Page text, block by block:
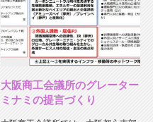
大阪商工会議所のグレーター
ミナミの提言づくり